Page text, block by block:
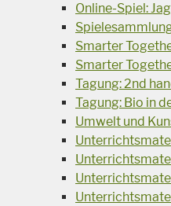
Online-Spiel:
Smarter
Smarter
Tagung: 2nd
Tagung: Bio in
Umwelt und